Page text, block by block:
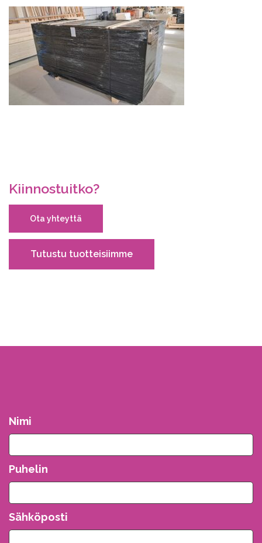
Kiinnostuitko?
Ota yhteyttä
Tutustu tuotteisiimme
Nimi
Puhelin
Sähköposti